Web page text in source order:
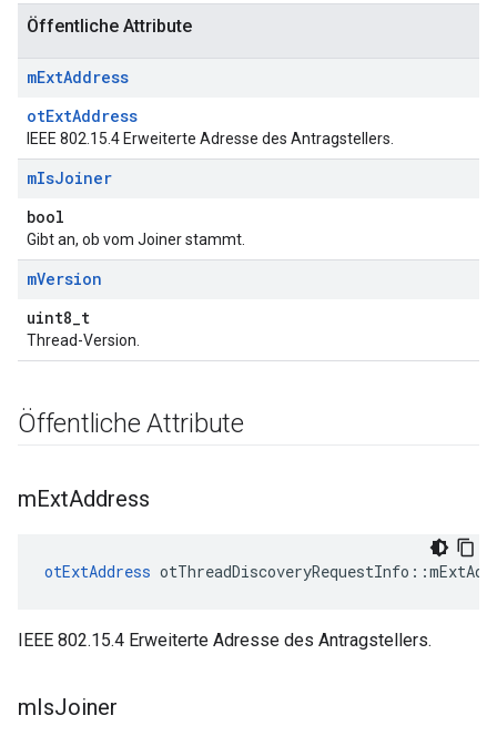
Öffentliche Attribute
mExtAddress
otExtAddress
IEEE 802.15.4 Erweiterte Adresse des Antragstellers.
mIsJoiner
bool
Gibt an, ob vom Joiner stammt.
mVersion
uint8_t
Thread-Version.
Öffentliche Attribute
mExtAddress
otExtAddress otThreadDiscoveryRequestInfo ::
IEEE 802.15.4 Erweiterte Adresse des Antragstellers.
mIsJoiner